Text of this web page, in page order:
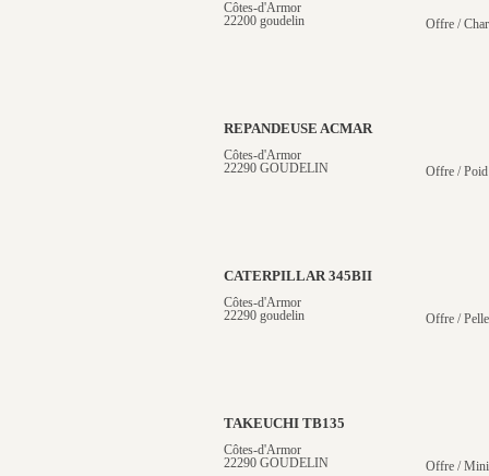
Côtes-d'Armor
22200 goudelin
Offre /
REPANDEUSE ACMAR
Côtes-d'Armor
22290 GOUDELIN
Offre /
CATERPILLAR 345BII
Côtes-d'Armor
22290 goudelin
Offre /
TAKEUCHI TB135
Côtes-d'Armor
22290 GOUDELIN
Offre /